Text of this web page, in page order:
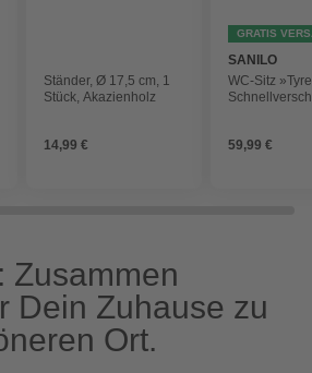
Ständer, Ø 17,5 cm, 1
Stück, Akazienholz
14,99 €
GRATIS
SANILO
WC-Sitz
59,99 €
Zusammen
Dein Zuhause zu
Ort.